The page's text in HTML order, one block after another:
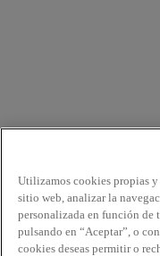
Utilizamos cookies propias
sitio web, analizar la
personalizada en función de
pulsando en “Aceptar”, o
cookies deseas permitir o